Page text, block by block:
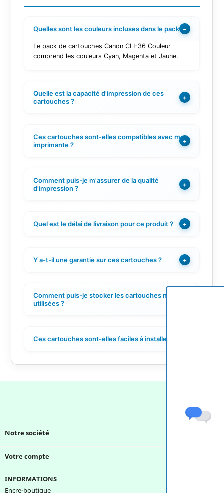
Quelles sont les couleurs incluses dans le pack ?−
Le pack de cartouches Canon CLI-36 Couleur
comprend les couleurs Cyan, Magenta et Jaune.
Quelle est la capacité d'impression de ces
cartouches ?
+
Ces cartouches sont-elles compatibles avec mon
imprimante ?
+
Comment puis-je m'assurer de la qualité
d'impression ?
+
Quel est le délai de livraison pour ce produit ? +
Y a-t-il une garantie sur ces cartouches ? +
Comment puis-je stocker les cartouches non
utilisées ?
Ces cartouches sont-elles faciles à installer ?
Notre société
Votre compte
INFORMATIONS
Encre-boutique